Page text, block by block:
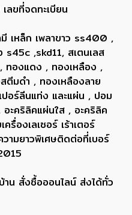
ลขที่จดทะเบียน
เหล็ก เพลาขาว ss400 ,
s45c ,skd11, สเตนเลส
องแดง , ทองเหลือง ,
ตีมดำ , ทองเหลืองลาย
อร์ลีนแท่ง และแผ่น , ปอม
ะคริลิคแผ่นใส , อะคริลิค
รื่องเลเซอร์ เร้าเตอร์
ามยาวพิเศษติดต่อที่เบอร์
น สั่งซื้อออนไลน์ ส่งได้ทั่ว